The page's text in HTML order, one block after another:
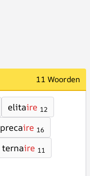
11 Woorden
elitaire 12
precaire 16
ternaire 11